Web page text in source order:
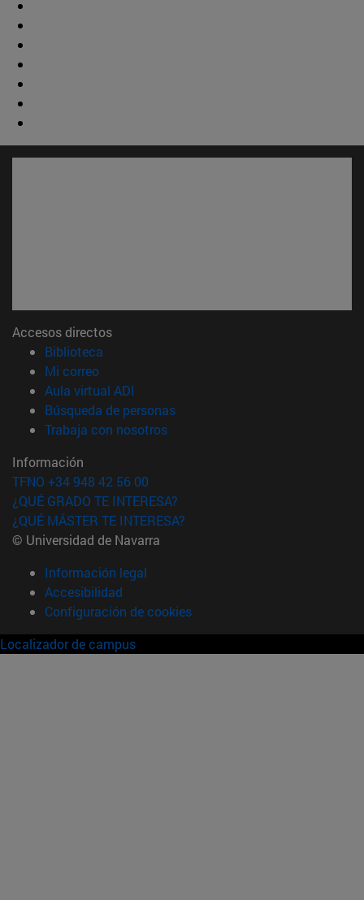
Accesos directos
Biblioteca
Mi correo(abre en nueva ventana)
Aula virtual ADI
Búsqueda de personas(abre en nueva ventana)
Trabaja con nosotros(abre en nueva ventana)
Información
TFNO +34 948 42 56 00
¿QUÉ GRADO TE INTERESA?
¿QUÉ MÁSTER TE INTERESA?
© Universidad de Navarra
Información legal
Accesibilidad
Configuración de cookies
Localizador de campus